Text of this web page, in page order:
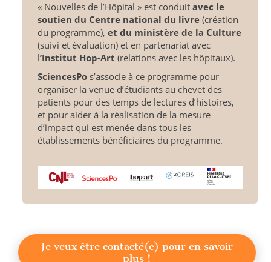
« Nouvelles de l’Hôpital » est conduit avec le
soutien du Centre national du livre (création
du programme), et du ministère de la Culture
(suivi et évaluation) et en partenariat avec
l’Institut Hop-Art (relations avec les hôpitaux).
SciencesPo s’associe à ce programme pour
organiser la venue d’étudiants au chevet des
patients pour des temps de lectures d’histoires,
et pour aider à la réalisation de la mesure
d’impact qui est menée dans tous les
établissements bénéficiaires du programme.
Je veux être contacté(e) pour en savoir
plus !